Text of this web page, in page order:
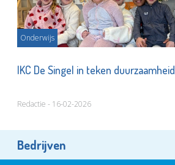
Onderwijs
IKC De Singel in teken duurzaamheid
Redactie - 16-02-2026
Bedrijven